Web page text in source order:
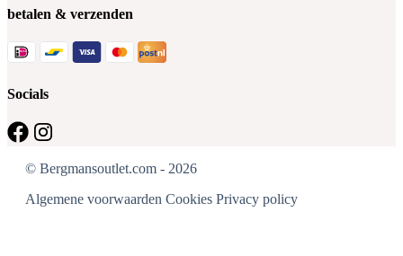
betalen & verzenden
Socials
© Bergmansoutlet.com - 2026
Algemene voorwaarden Cookies Privacy policy